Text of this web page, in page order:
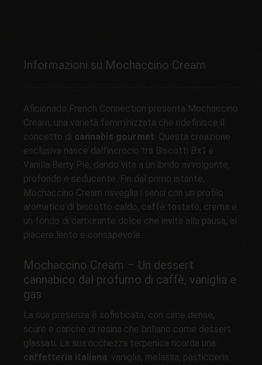
Informazioni su Mochaccino Cream
Aficionado French Connection presenta Mochaccino
Cream, una varietà femminizzata che ridefinisce il
concetto di cannabis gourmet. Questa creazione
esclusiva nasce dall’incrocio tra Biscotti Bx1 e
Vanilla Berry Pie, dando vita a un ibrido avvolgente,
profondo e seducente. Fin dal primo istante,
Mochaccino Cream risveglia i sensi con un profilo
aromatico di biscotto caldo, caffè tostato, crema e
un fondo di carburante dolce che invita alla pausa, al
piacere lento e consapevole.
Mochaccino Cream – Un dessert
cannabico dal profumo di caffè, vaniglia e
gas
La sua presenza è sofisticata, con cime dense,
scure e cariche di resina che brillano come dessert
glassati. La sua ricchezza terpenica ricorda una
caffetteria italiana: vaniglia, melassa, pasticceria